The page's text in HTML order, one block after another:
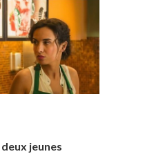
deux jeunes